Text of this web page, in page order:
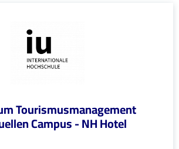
Tourismusmanagement
Campus - NH Hotel